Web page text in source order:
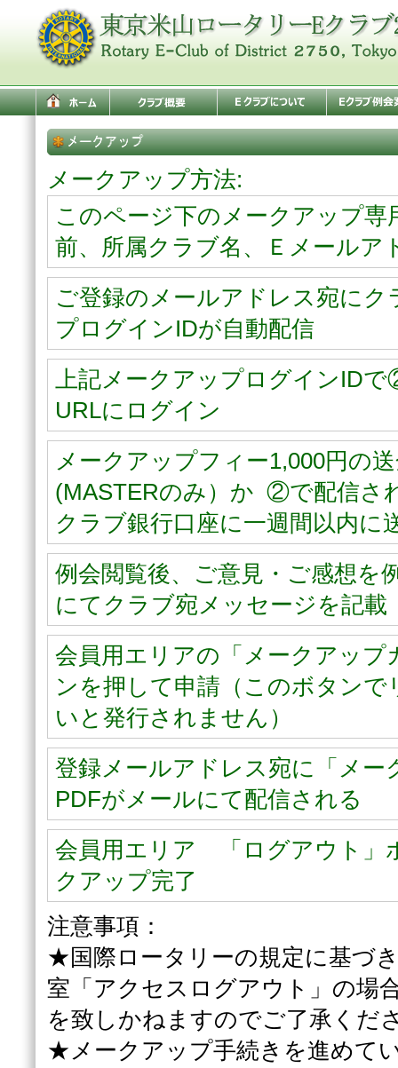
メークアップ方法:
このページ下のメークアップ専
前、所属クラブ名、Ｅメールア
ご登録のメールアドレス宛に
プログインIDが自動配信
上記メークアップログインID
URLにログイン
メークアップフィー1,000円の
(MASTERのみ）か ②で配信さ
クラブ銀行口座に一週間以内に
例会閲覧後、ご意見・ご感想を
にてクラブ宛メッセージを記載
会員用エリアの「メークアップ
ンを押して申請（このボタンで
いと発行されません）
登録メールアドレス宛に「メー
PDFがメールにて配信される
会員用エリア 「ログアウト」
クアップ完了
注意事項：
★国際ロータリーの規定に基づ
室「アクセスログアウト」の場
を致しかねますのでご了承くだ
★メークアップ手続きを進めて